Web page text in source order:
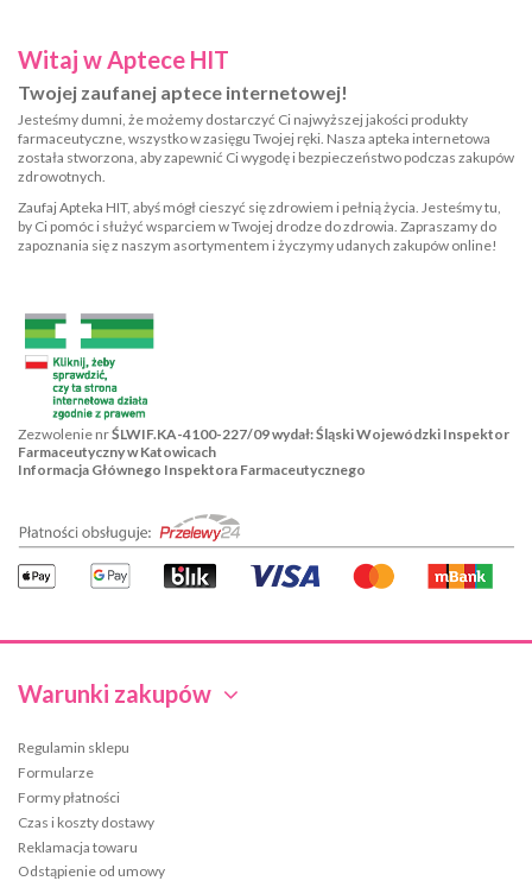
Warunki zakupów
Regulamin sklepu
Formularze
Formy płatności
Czas i koszty dostawy
Reklamacja towaru
Odstąpienie od umowy
Witaj w Aptece HIT
Twojej zaufanej aptece internetowej!
Jesteśmy dumni, że możemy dostarczyć Ci najwyższej jakości produkty
farmaceutyczne, wszystko w zasięgu Twojej ręki. Nasza apteka internetowa
została stworzona, aby zapewnić Ci wygodę i bezpieczeństwo podczas zakupów
zdrowotnych.
Zaufaj Apteka HIT, abyś mógł cieszyć się zdrowiem i pełnią życia. Jesteśmy tu,
by Ci pomóc i służyć wsparciem w Twojej drodze do zdrowia. Zapraszamy do
zapoznania się z naszym asortymentem i życzymy udanych zakupów online!
Zezwolenie nrŚLWIF.KA-4100-227/09 wydał: Śląski Wojewódzki Inspektor
Farmaceutyczny w Katowicach
Informacja Głównego Inspektora Farmaceutycznego